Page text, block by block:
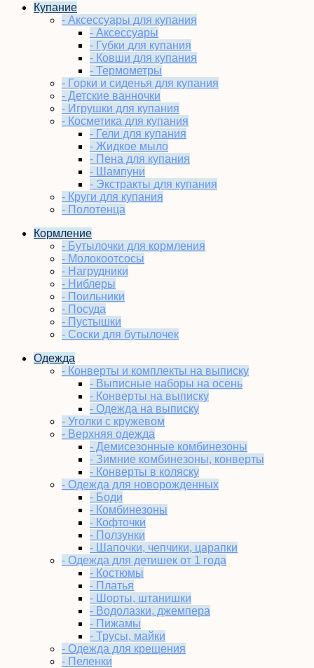
Купание
- Аксессуары для купания
- Аксессуары
- Губки для купания
- Ковши для купания
- Термометры
- Горки и сиденья для купания
- Детские ванночки
- Игрушки для купания
- Косметика для купания
- Гели для купания
- Жидкое мыло
- Пена для купания
- Шампуни
- Экстракты для купания
- Круги для купания
- Полотенца
Кормление
- Бутылочки для кормления
- Молокоотсосы
- Нагрудники
- Ниблеры
- Поильники
- Посуда
- Пустышки
- Соски для бутылочек
Одежда
- Конверты и комплекты на выписку
- Выписные наборы на осень
- Конверты на выписку
- Одежда на выписку
- Уголки с кружевом
- Верхняя одежда
- Демисезонные комбинезоны
- Зимние комбинезоны, конверты
- Конверты в коляску
- Одежда для новорожденных
- Боди
- Комбинезоны
- Кофточки
- Ползунки
- Шапочки, чепчики, царапки
- Одежда для детишек от 1 года
- Костюмы
- Платья
- Шорты, штанишки
- Водолазки, джемпера
- Пижамы
- Трусы, майки
- Одежда для крещения
- Пеленки